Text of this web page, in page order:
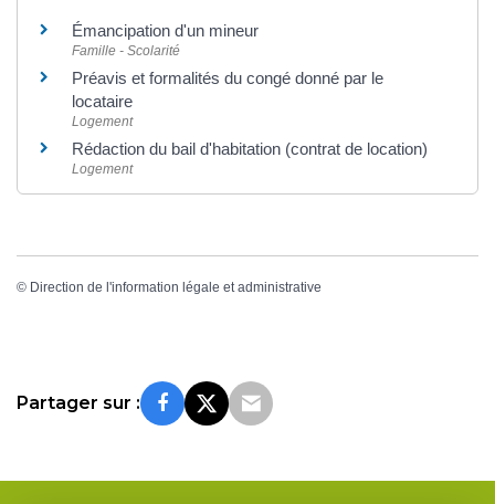
Émancipation d'un mineur
Famille - Scolarité
Préavis et formalités du congé donné par le
locataire
Logement
Rédaction du bail d'habitation (contrat de location)
Logement
© Direction de l'information légale et administrative
Partager sur :